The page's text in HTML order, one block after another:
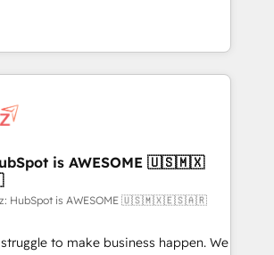
run your
- Build stronger
and enterprise clients to
return from digital and fuel their
are causing inefficiencies, improve
Key services: • CRM
/ Web Development • RevOps &
• Marketing Automation What
HubSpot
long-term
is AWESOME 🇺🇸🇲🇽
HubSpot is AWESOME 🇺🇸🇲🇽🇪🇸🇦🇷
to make business happen. We